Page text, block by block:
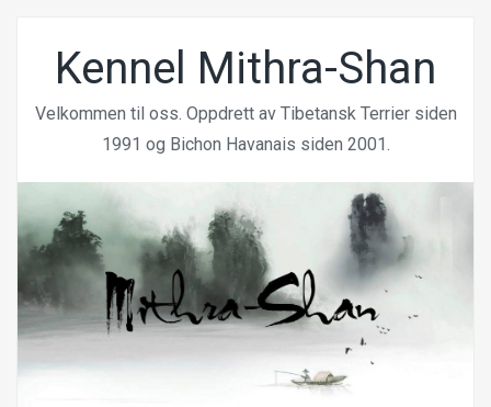
Kennel Mithra-Shan
Velkommen til oss. Oppdrett av Tibetansk Terrier siden
1991 og Bichon Havanais siden 2001.